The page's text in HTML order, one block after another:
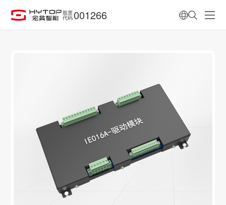
股票
代码 001266